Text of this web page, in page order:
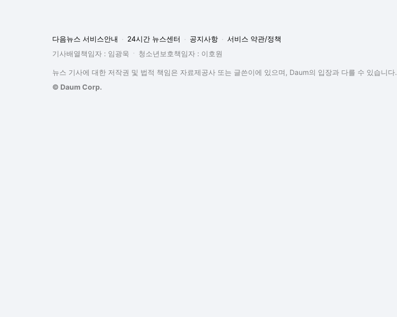
다음뉴스 서비스안내 24시간 뉴스센터 공지사항
서비스 약관/정책
기사배열책임자 : 임광욱
청소년보호책임자 : 이호원
뉴스 기사에 대한 저작권 및 법적 책임은 자료제공사 또는 글쓴이에 있으며, Daum의 입장과 다를 수 있습니다.
© Daum Corp.